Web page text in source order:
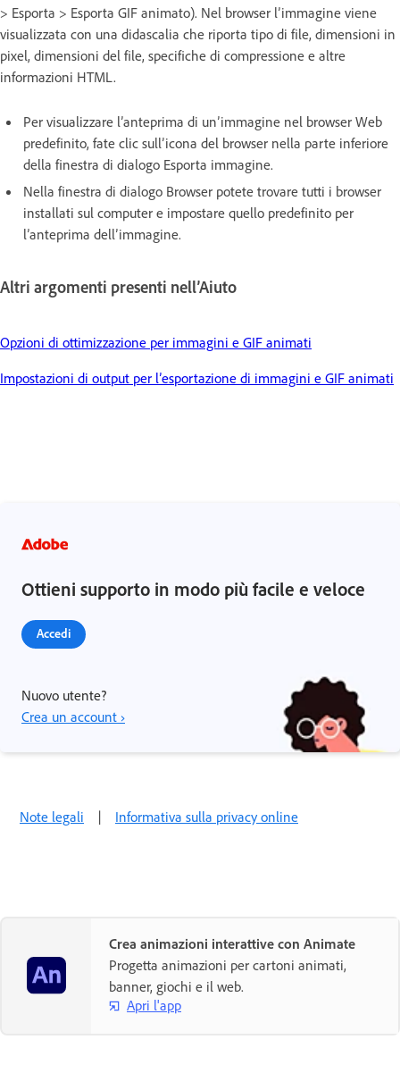
> Esporta > Esporta GIF animato). Nel browser l’immagine viene
visualizzata con una didascalia che riporta tipo di file, dimensioni in
pixel, dimensioni del file, specifiche di compressione e altre
informazioni HTML.
Per visualizzare l’anteprima di un’immagine nel browser Web
predefinito, fate clic sull’icona del browser nella parte inferiore
della finestra di dialogo Esporta immagine.
Nella finestra di dialogo Browser potete trovare tutti i browser
installati sul computer e impostare quello predefinito per
l’anteprima dell’immagine.
Altri argomenti presenti nell’Aiuto
Opzioni di ottimizzazione per immagini e GIF animati
Impostazioni di output per l’esportazione di immagini e GIF animati
Ottieni supporto in modo più facile e veloce
Accedi
Nuovo utente?
Crea un account ›
Note legali | Informativa sulla privacy online
Crea animazioni interattive con Animate
Progetta animazioni per cartoni animati,
banner, giochi e il web.
Apri l'app